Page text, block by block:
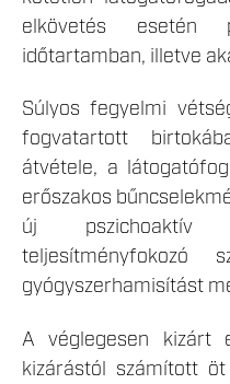
elkövetés esetén
időtartamban, illetve
Súlyos fegyelmi
fogvatartott
átvétele, a
erőszakos
új pszichoaktív
teljesítményfokozó
gyógyszerhamisítást
A véglegesen
kizárástól számított